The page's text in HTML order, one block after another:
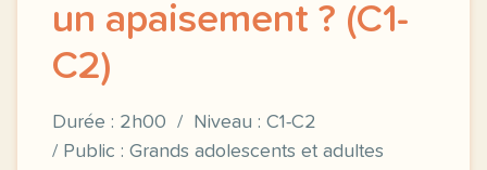
un apaisement ? (C1-
C2)
Durée : 2h00 / Niveau : C1-C2
/ Public : Grands adolescents et adultes